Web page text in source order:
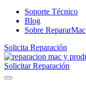
Soporte Técnico
Blog
Sobre RepararMac
Solicita Reparación
Solicitar Reparación